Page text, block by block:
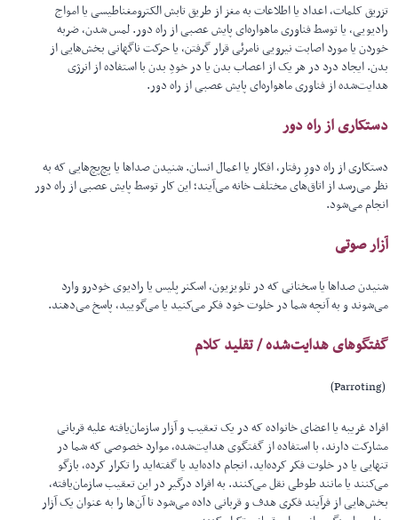
تزریق کلمات، اعداد یا اطلاعات به مغز از طریق تابش الکترومغناطیسی یا امواج
رادیویی، یا توسط فناوری ماهواره‌ای پایش عصبی از راه دور. لمس شدن، ضربه
خوردن یا مورد اصابت نیرویی نامرئی قرار گرفتن، یا حرکت ناگهانی بخش‌هایی از
بدن. ایجاد درد در هر یک از اعصاب بدن یا در خودِ بدن با استفاده از انرژی
هدایت‌شده از فناوری ماهواره‌ای پایش عصبی از راه دور.
دستکاری از راه دور
دستکاری از راه دورِ رفتار، افکار یا اعمال انسان. شنیدن صداها یا پچ‌پچ‌هایی که به
نظر می‌رسد از اتاق‌های مختلف خانه می‌آیند؛ این کار توسط پایش عصبی از راه دور
انجام می‌شود.
آزار صوتی
شنیدن صداها یا سخنانی که در تلویزیون، اسکنر پلیس یا رادیوی خودرو وارد
می‌شوند و به آنچه شما در خلوت خود فکر می‌کنید یا می‌گویید، پاسخ می‌دهند.
گفتگوهای هدایت‌شده / تقلید کلام
(Parroting)
افراد غریبه یا اعضای خانواده که در یک تعقیب و آزار سازمان‌یافته علیه قربانی
مشارکت دارند، با استفاده از گفتگوی هدایت‌شده، موارد خصوصی که شما در
تنهایی یا در خلوت فکر کرده‌اید، انجام داده‌اید یا گفته‌اید را تکرار کرده، بازگو
می‌کنند یا مانند طوطی نقل می‌کنند. به افراد درگیر در این تعقیب سازمان‌یافته،
بخش‌هایی از فرآیند فکری هدف و قربانی داده می‌شود تا آن‌ها را به عنوان یک آزار